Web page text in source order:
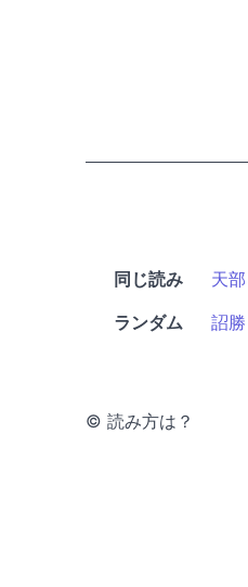
同じ読み
天部
ランダム
詔勝
© 読み方は？